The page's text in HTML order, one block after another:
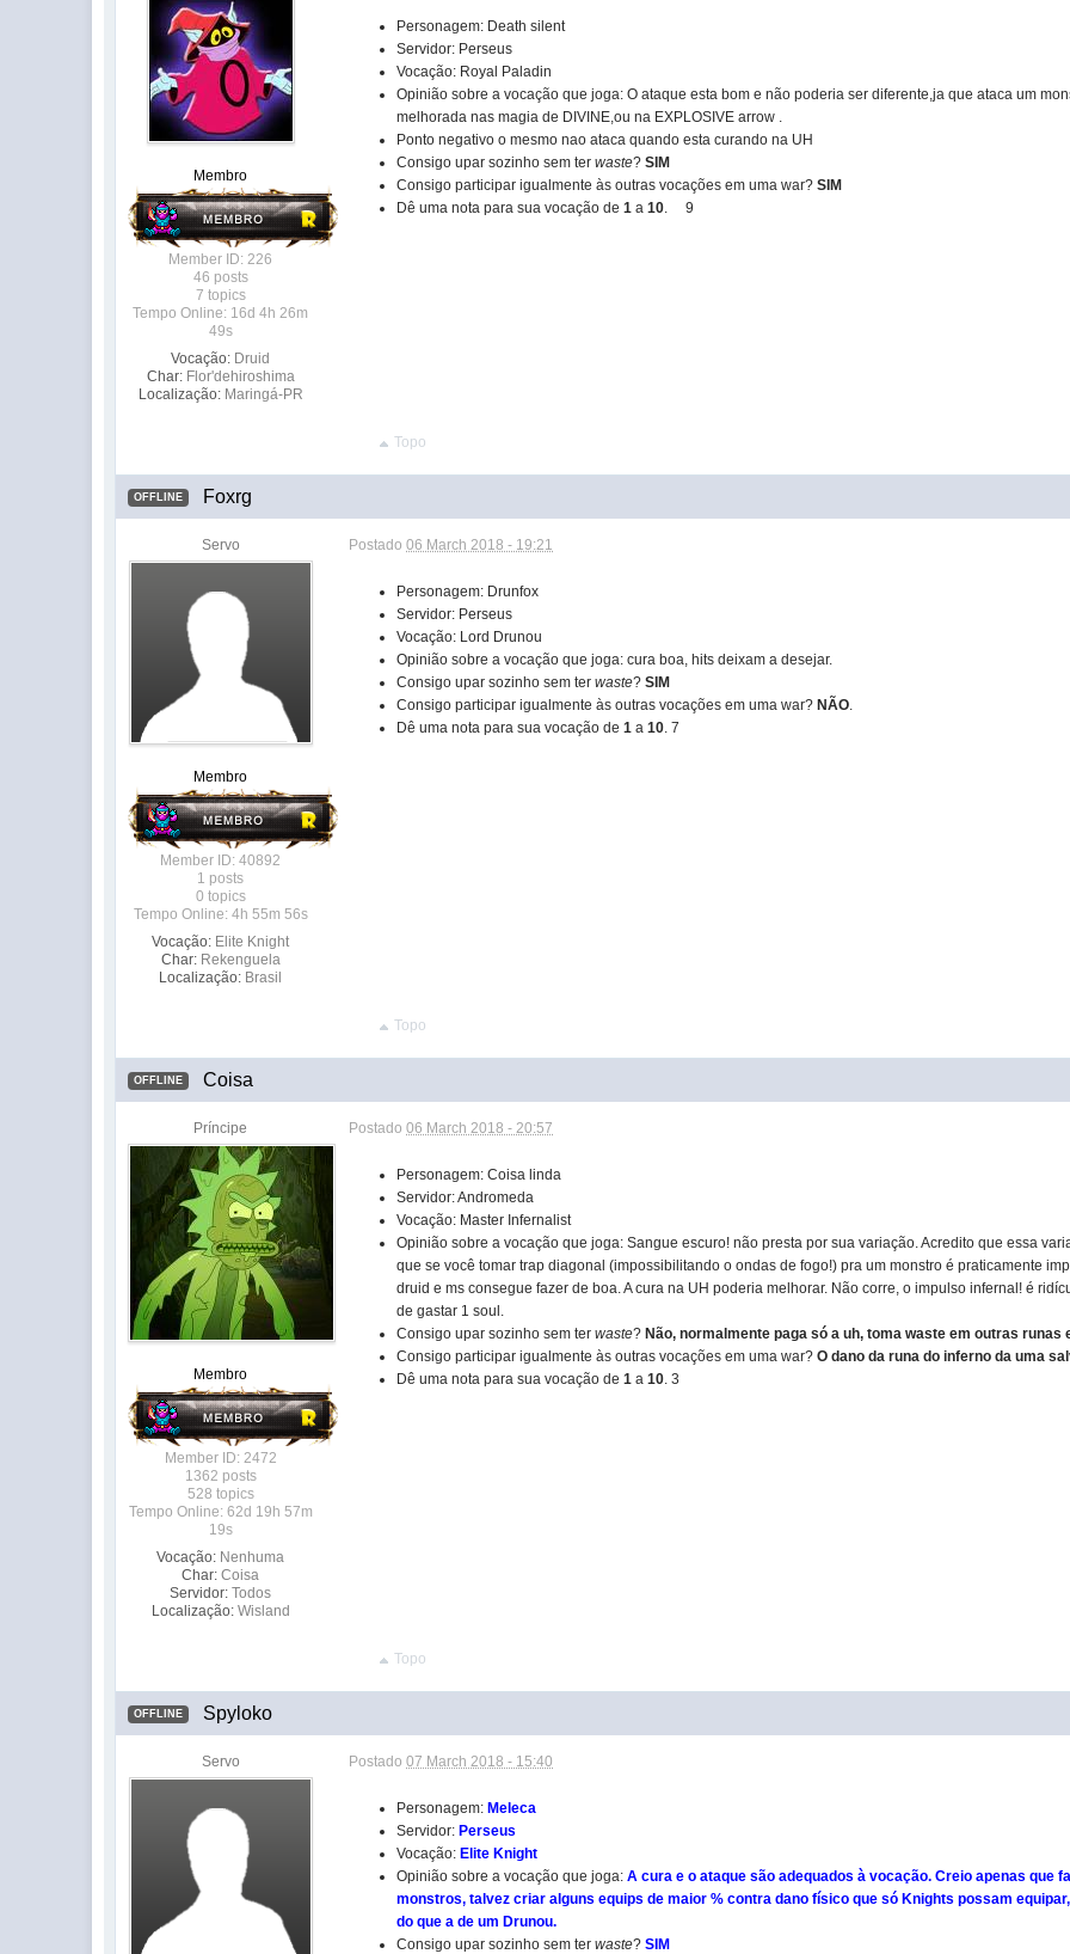
Membro
Member ID: 226
46 posts
7 topics
Tempo Online: 16d 4h 26m
49s
Vocação: Druid
Char: Flor'dehiroshima
Localização: Maringá-PR
Personagem: Death silent
Servidor: Perseus
Vocação: Royal Paladin
Opinião sobre a vocação que joga: O ataque esta bom e não poderia ser diferente,ja que ataca um
melhorada nas magia de DIVINE,ou na EXPLOSIVE arrow .
Ponto negativo o mesmo nao ataca quando esta curando na UH
Consigo upar sozinho sem terwaste?SIM
Consigo participar igualmente às outras vocações em uma war?SIM
Dê uma nota para sua vocação de1 a10. 9
Topo
OFFLINE Foxrg
Servo
Membro
Member ID: 40892
1 posts
0 topics
Tempo Online: 4h 55m 56s
Vocação: Elite Knight
Char: Rekenguela
Localização: Brasil
Postado06 March 2018 - 19:21
Personagem: Drunfox
Servidor: Perseus
Vocação: Lord Drunou
Opinião sobre a vocação que joga: cura boa, hits deixam a desejar.
Consigo upar sozinho sem terwaste?SIM
Consigo participar igualmente às outras vocações em uma war? NÃO.
Dê uma nota para sua vocação de1 a10. 7
Topo
OFFLINE Coisa
Príncipe
Membro
Member ID: 2472
1362 posts
528 topics
Tempo Online: 62d 19h 57m
19s
Vocação: Nenhuma
Char: Coisa
Servidor: Todos
Localização: Wisland
Postado06 March 2018 - 20:57
Personagem: Coisa linda
Servidor: Andromeda
Vocação: Master Infernalist
Opinião sobre a vocação que joga: Sangue escuro! não presta por sua variação. Acredito que essa
que se você tomar trap diagonal (impossibilitando o ondas de fogo!) pra um monstro é praticamente
druid e ms consegue fazer de boa. A cura na UH poderia melhorar. Não corre, o impulso infernal! é
de gastar 1 soul.
Consigo upar sozinho sem terwaste? Não, normalmente paga só a uh, toma waste em outras runas
Consigo participar igualmente às outras vocações em uma war?O dano da runa do inferno da uma
Dê uma nota para sua vocação de1 a10. 3
Topo
OFFLINE Spyloko
Servo Postado07 March 2018 - 15:40
Personagem: Meleca
Servidor: Perseus
Vocação: Elite Knight
Opinião sobre a vocação que joga:A cura e o ataque são adequados à vocação. Creio apenas que
monstros, talvez criar alguns equips de maior % contra dano físico que só Knights possam
do que a de um Drunou.
Consigo upar sozinho sem terwaste?SIM